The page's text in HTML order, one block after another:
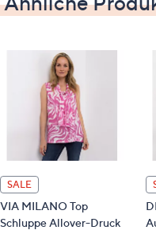
Hilfe nehmen.
SALE
VIA MILANO Top
Schluppe Allover-Druck